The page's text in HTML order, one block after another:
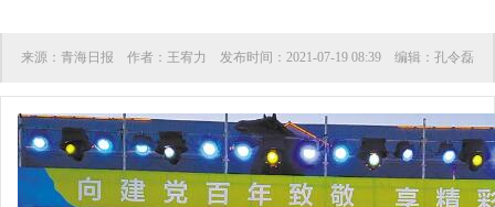
来源： 青海日报 作者： 王宥力 发布时间： 2021-07-19 08:39 编辑： 孔令磊